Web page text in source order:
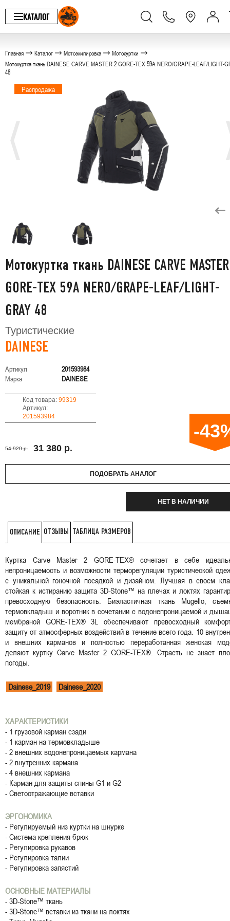
КАТАЛОГ
Главная Каталог Мотоэкипировка
Мотокуртки
Мотокуртка ткань DAINESE CARVE MASTER 2 GORE-TEX 59A NERO/GRAPE-LEAF/LIGHT-
48
Распродажа
Мотокуртка ткань DAINESE CARVE
GORE-TEX 59A NERO/GRAPE-LEAF/LIGHT-
GRAY 48
Туристические
DAINESE
Артикул
201593984
Марка
DAINESE
Код товара: 99319
Артикул:
201593984
54 920 р. 31 380 р.
-
ПОДОБРАТЬ АНАЛОГ
НЕТ В НАЛИЧИИ
ОПИСАНИЕ ОТЗЫВЫ ТАБЛИЦА РАЗМЕРОВ
Куртка Carve Master 2 GORE-TEX® сочетает в себе
непроницаемость и возможности терморегуляции туристической
с уникальной гоночной посадкой и дизайном. Лучшая в своем
стойкая к истиранию защита 3D-Stone™ на плечах и локтях
превосходную безопасность. Биэластичная ткань Mugello,
термовкладыш и воротник в сочетании с водонепроницаемой и
мембраной GORE-TEX® 3L обеспечивают превосходный
защиту от атмосферных воздействий в течение всего года. 10
и внешних карманов и полностью переработанная женская
делают куртку Carve Master 2 GORE-TEX®. Страсть не знает
погоды.
Dainese_2019 Dainese_2020
ХАРАКТЕРИСТИКИ
- 1 грузовой карман сзади
- 1 карман на термовкладыше
- 2 внешних водонепроницаемых кармана
- 2 внутренних кармана
- 4 внешних кармана
- Карман для защиты спины G1 и G2
- Светоотражающие вставки
ЭРГОНОМИКА
- Регулируемый низ куртки на шнурке
- Система крепления брюк
- Регулировка рукавов
- Регулировка талии
- Регулировка запястий
ОСНОВНЫЕ МАТЕРИАЛЫ
- 3D-Stone™ ткань
- 3D-Stone™ вставки из ткани на локтях